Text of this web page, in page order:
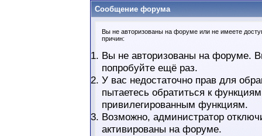
Сообщение форума
Вы не авторизованы на форуме или не имеете
причин:
Вы не авторизованы на форуме.
попробуйте ещё раз.
У вас недостаточно прав для
пытаетесь обратиться к
привилегированным функциям.
Возможно, администратор
активированы на форуме.